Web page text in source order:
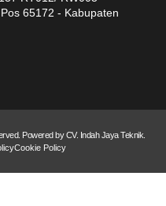
65172 - Kabupaten
Powered by CV. Indah Jaya Teknik.
Cookie Policy